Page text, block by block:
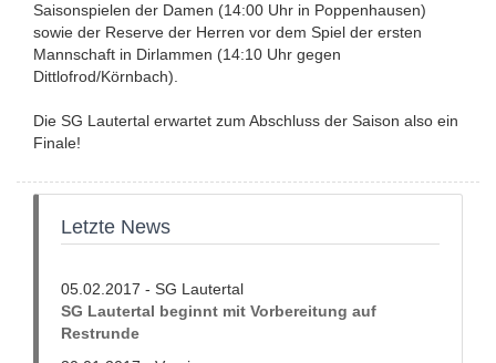
Saisonspielen der Damen (14:00 Uhr in Poppenhausen)
sowie der Reserve der Herren vor dem Spiel der ersten
Mannschaft in Dirlammen (14:10 Uhr gegen
Dittlofrod/Körnbach).
Die SG Lautertal erwartet zum Abschluss der Saison also ein
Finale!
Letzte News
05.02.2017 - SG Lautertal
SG Lautertal beginnt mit Vorbereitung auf
Restrunde